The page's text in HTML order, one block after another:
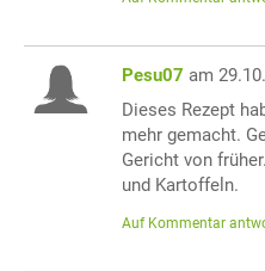
Pesu07 am
Dieses Rezept
mehr gemacht.
Gericht von
und Kartoffeln.
Auf Kommentar